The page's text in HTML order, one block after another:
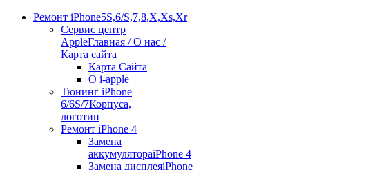
Ремонт iPhone5S,6/S,7,8,X,Xs,Xr
Сервис центр
AppleГлавная / О нас /
Карта сайта
Карта Сайта
О i-apple
Тюнинг iPhone
6/6S/7Корпуса,
логотип
Ремонт iPhone 4
Замена
аккумулятораiPhone 4
Замена дисплеяiPhone